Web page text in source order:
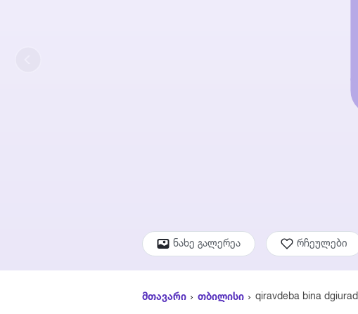
ნახე გალერეა რჩეულები
მთავარი თბილისი qiravdeba bina dgiurad